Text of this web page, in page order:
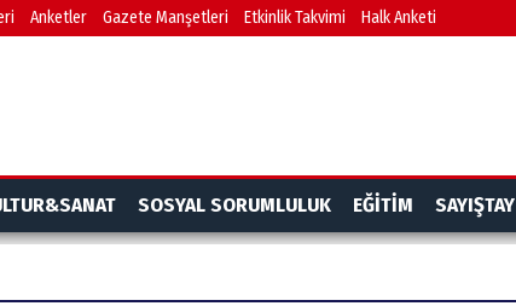
Anketler Gazete Manşetleri Etkinlik Takvimi Halk Anketi
SOSYAL SORUMLULUK EĞİTİM SAYIŞTAY